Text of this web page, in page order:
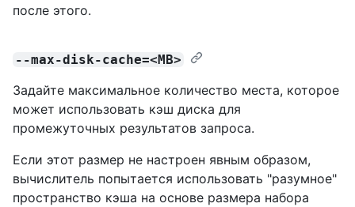
после этого.
--max-disk-cache=<MB>
Задайте максимальное количество места, которое
может использовать кэш диска для
промежуточных результатов запроса.
Если этот размер не настроен явным образом,
вычислитель попытается использовать "разумное"
пространство кэша на основе размера набора